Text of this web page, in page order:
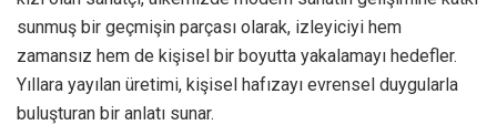
sunmuş bir geçmişin parçası olarak, izleyiciyi hem
zamansız hem de kişisel bir boyutta yakalamayı hedefler.
Yıllara yayılan üretimi, kişisel hafızayı evrensel duygularla
buluşturan bir anlatı sunar.